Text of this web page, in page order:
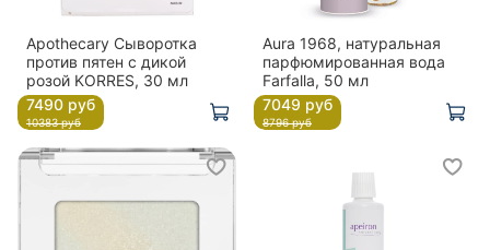
Apothecary Сыворотка
против пятен с дикой
розой KORRES, 30 мл
7490 руб
10383 руб
Aura 1968, натуральная
парфюмированная вода
Farfalla, 50 мл
7049 руб
8796 руб